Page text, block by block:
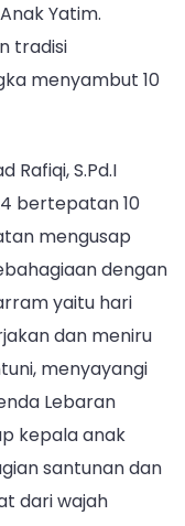
Yatim.
tradisi
menyambut 10
Rafiqi, S.Pd.I
bertepatan 10
mengusap
dengan
yaitu hari
dan meniru
menyayangi
Lebaran
kepala anak
santunan dan
dari wajah